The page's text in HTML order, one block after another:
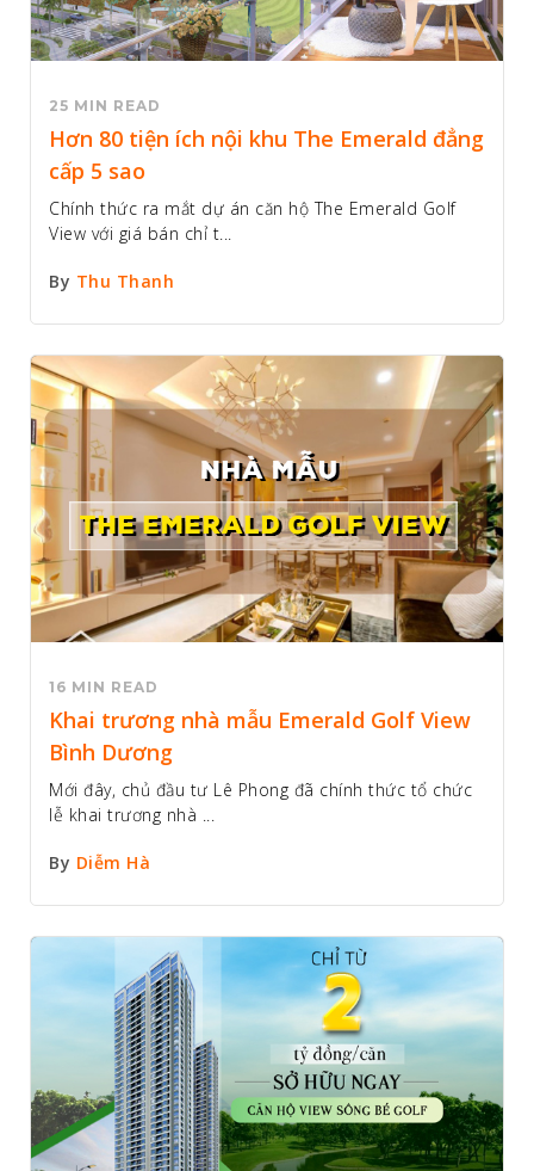
25 MIN READ
Hơn 80 tiện ích nội khu The Emerald đẳng
cấp 5 sao
Chính thức ra mắt dự án căn hộ The Emerald Golf
View với giá bán chỉ t...
By Thu Thanh
16 MIN READ
Khai trương nhà mẫu Emerald Golf View
Bình Dương
Mới đây, chủ đầu tư Lê Phong đã chính thức tổ chức
lễ khai trương nhà ...
By Diễm Hà